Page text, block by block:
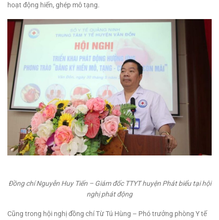
hoạt động hiến, ghép mô tạng.
Đồng chí Nguyễn Huy Tiến – Giám đốc TTYT huyện Phát biểu tại hội
nghị phát động
Cũng trong hội nghị đồng chí Từ Tú Hùng – Phó trưởng phòng Y tế